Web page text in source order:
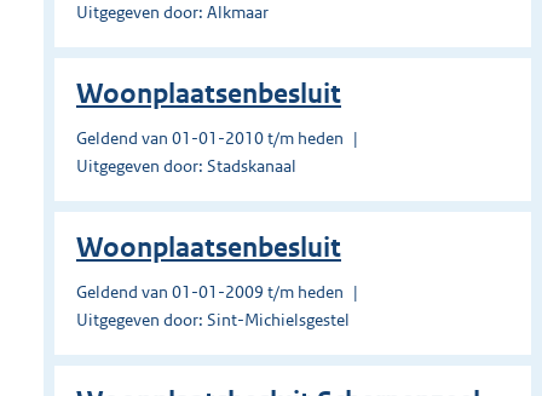
Uitgegeven door: Alkmaar
Woonplaatsenbesluit
Geldend van 01-01-2010 t/m heden
Uitgegeven door: Stadskanaal
Woonplaatsenbesluit
Geldend van 01-01-2009 t/m heden
Uitgegeven door: Sint-Michielsgestel